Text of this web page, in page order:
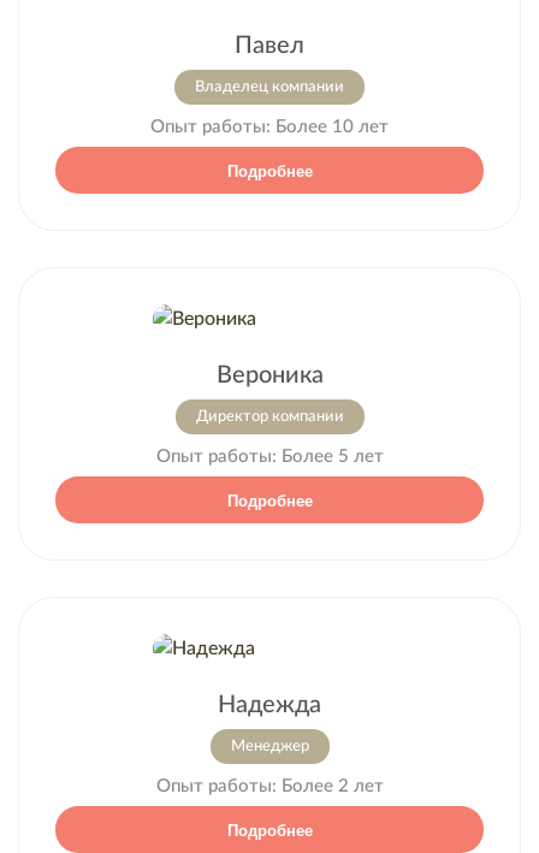
Павел
Владелец компании
Опыт работы: Более 10 лет
Подробнее
Вероника
Директор компании
Опыт работы: Более 5 лет
Подробнее
Надежда
Менеджер
Опыт работы: Более 2 лет
Подробнее